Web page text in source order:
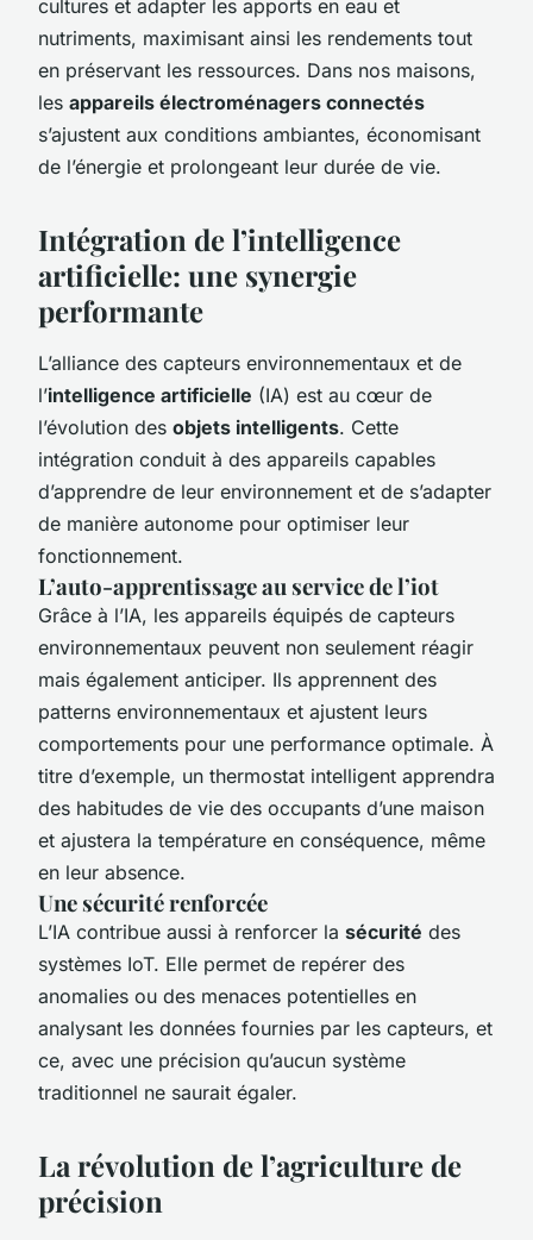
cultures et adapter les apports en eau et
nutriments, maximisant ainsi les rendements tout
en préservant les ressources. Dans nos maisons,
les appareils électroménagers connectés
s’ajustent aux conditions ambiantes, économisant
de l’énergie et prolongeant leur durée de vie.
Intégration de l’intelligence
artificielle: une synergie
performante
L’alliance des capteurs environnementaux et de
l’intelligence artificielle (IA) est au cœur de
l’évolution des objets intelligents. Cette
intégration conduit à des appareils capables
d’apprendre de leur environnement et de s’adapter
de manière autonome pour optimiser leur
fonctionnement.
L’auto-apprentissage au service de l’iot
Grâce à l’IA, les appareils équipés de capteurs
environnementaux peuvent non seulement réagir
mais également anticiper. Ils apprennent des
patterns environnementaux et ajustent leurs
comportements pour une performance optimale. À
titre d’exemple, un thermostat intelligent apprendra
des habitudes de vie des occupants d’une maison
et ajustera la température en conséquence, même
en leur absence.
Une sécurité renforcée
L’IA contribue aussi à renforcer la sécurité des
systèmes IoT. Elle permet de repérer des
anomalies ou des menaces potentielles en
analysant les données fournies par les capteurs, et
ce, avec une précision qu’aucun système
traditionnel ne saurait égaler.
La révolution de l’agriculture de
précision